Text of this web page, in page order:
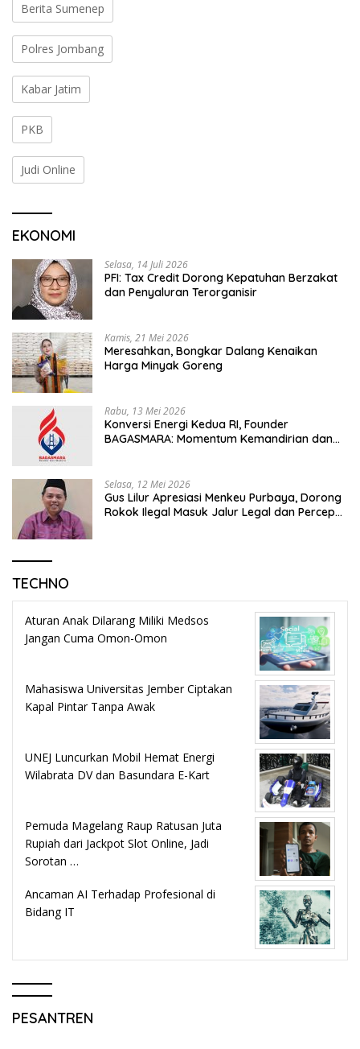
Berita Sumenep
Polres Jombang
Kabar Jatim
PKB
Judi Online
EKONOMI
Selasa, 14 Juli 2026
PFI: Tax Credit Dorong Kepatuhan Berzakat
dan Penyaluran Terorganisir
Kamis, 21 Mei 2026
Meresahkan, Bongkar Dalang Kenaikan
Harga Minyak Goreng
Rabu, 13 Mei 2026
Konversi Energi Kedua RI, Founder
BAGASMARA: Momentum Kemandirian dan
Selasa, 12 Mei 2026
Gus Lilur Apresiasi Menkeu Purbaya, Dorong
Rokok Ilegal Masuk Jalur Legal dan Percepat
TECHNO
Aturan Anak Dilarang Miliki Medsos
Jangan Cuma Omon-Omon
Mahasiswa Universitas Jember Ciptakan
Kapal Pintar Tanpa Awak
UNEJ Luncurkan Mobil Hemat Energi
Wilabrata DV dan Basundara E-Kart
Pemuda Magelang Raup Ratusan Juta
Rupiah dari Jackpot Slot Online, Jadi
Sorotan …
Ancaman AI Terhadap Profesional di
Bidang IT
PESANTREN